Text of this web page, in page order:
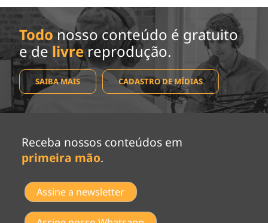
Todo nosso conteúdo é gratuito
e de livrereprodução.
SAIBA MAIS CADASTRO DE MÍDIAS
Receba nossos conteúdos em
primeira mão.
Assine a newsletter